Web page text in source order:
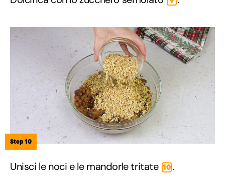
Step 10
Unisci le noci e le mandorle tritate 10 .